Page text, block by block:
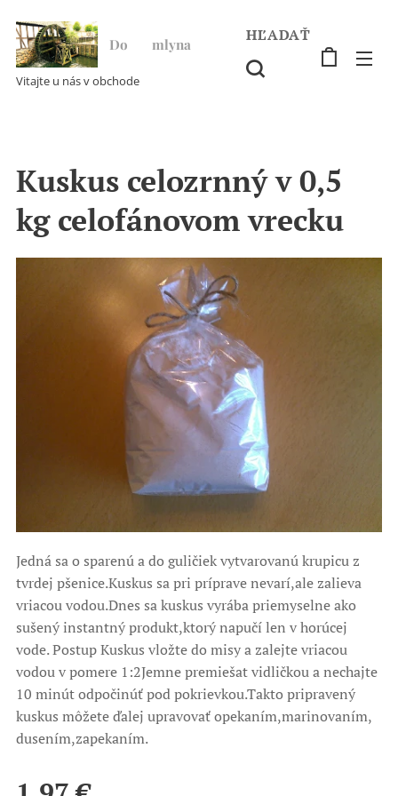
Do ♥ mlyna
Vitajte u nás v obchode
HĽADAŤ
Kuskus celozrnný v 0,5
kg celofánovom vrecku
Jedná sa o sparenú a do guličiek vytvarovanú krupicu z
tvrdej pšenice.Kuskus sa pri príprave nevarí,ale zalieva
vriacou vodou.Dnes sa kuskus vyrába priemyselne ako
sušený instantný produkt,ktorý napučí len v horúcej
vode. Postup Kuskus vložte do misy a zalejte vriacou
vodou v pomere 1:2Jemne premiešat vidličkou a nechajte
10 minút odpočinúť pod pokrievkou.Takto pripravený
kuskus môžete ďalej upravovať opekaním,marinovaním,
dusením,zapekaním.